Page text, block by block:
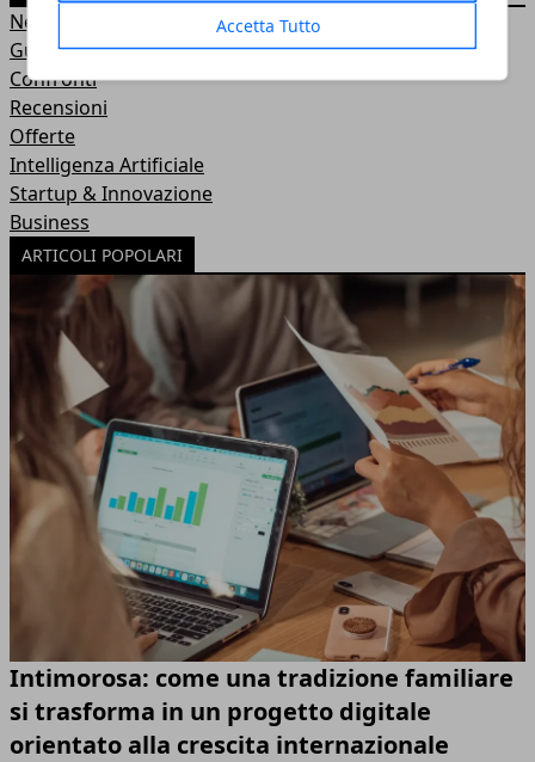
Accetta Tutto
News
Guide
Confronti
Recensioni
Offerte
Intelligenza Artificiale
Startup & Innovazione
Business
ARTICOLI POPOLARI
Intimorosa: come una tradizione familiare
si trasforma in un progetto digitale
orientato alla crescita internazionale